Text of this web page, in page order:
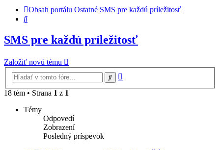
Obsah portálu Ostatné SMS pre každú príležitosť
Hľadať
SMS pre každú príležitosť
Založiť novú tému
Hľadať
18 tém • Strana 1 z 1
Témy
Odpovedí
Zobrazení
Posledný príspevok